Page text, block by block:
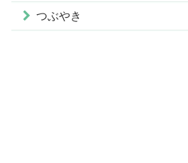
つぶやき